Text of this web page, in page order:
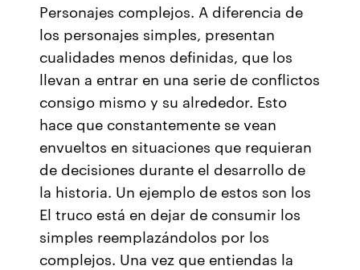
Personajes complejos. A diferencia de
los personajes simples, presentan
cualidades menos definidas, que los
llevan a entrar en una serie de conflictos
consigo mismo y su alrededor. Esto
hace que constantemente se vean
envueltos en situaciones que requieran
de decisiones durante el desarrollo de
la historia. Un ejemplo de estos son los
El truco está en dejar de consumir los
simples reemplazándolos por los
complejos. Una vez que entiendas la